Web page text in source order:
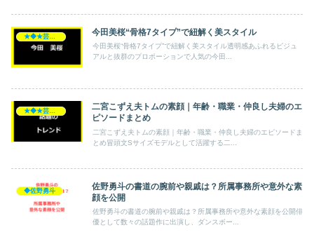
今田美桜“骨格7タイプ”で紐解く美スタイル
今田美桜“骨格7タイプ”で紐解く美スタイル透明感あふれるビジュ
アルと抜群のプロポーションで人気の今田...
二宮こずえ夫トムの素顔｜年齢・職業・仲良し夫婦のエ
ピソードまとめ
二宮こずえ夫トムの素顔｜年齢・職業・仲良し夫婦のエピソードま
とめ冒頭文Sサイズモデルとして活躍する二...
◆佐野勇斗
佐野勇斗の書道の腕前や親戚は？所属事務所や意外な素
顔を公開
佐野勇斗の書道の腕前や親戚は？所属事務所や意外な素顔を公開俳
優として数々の話題作に出演し、ダンスボー...